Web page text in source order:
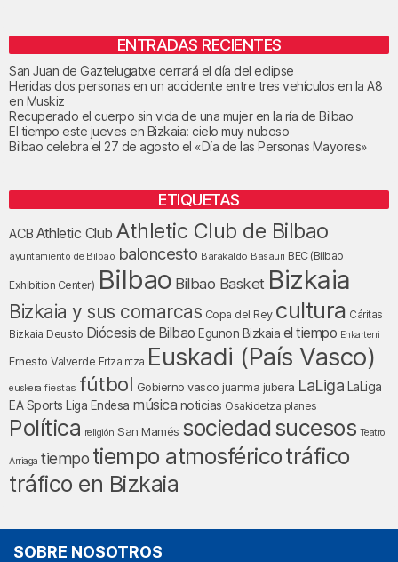
ENTRADAS RECIENTES
San Juan de Gaztelugatxe cerrará el día del eclipse
Heridas dos personas en un accidente entre tres vehículos en la A8
en Muskiz
Recuperado el cuerpo sin vida de una mujer en la ría de Bilbao
El tiempo este jueves en Bizkaia: cielo muy nuboso
Bilbao celebra el 27 de agosto el «Día de las Personas Mayores»
ETIQUETAS
ACB Athletic Club Athletic Club de Bilbao
ayuntamiento de Bilbao baloncesto Barakaldo Basauri BEC (Bilbao
Exhibition Center) Bilbao Bilbao Basket Bizkaia
Bizkaia y sus comarcas Copa del Rey cultura Cáritas
Bizkaia Deusto Diócesis de Bilbao Egunon Bizkaia el tiempo Enkarterri
Ernesto Valverde Ertzaintza Euskadi (País Vasco)
euskera fiestas fútbol Gobierno vasco juanma jubera LaLiga LaLiga
EA Sports Liga Endesa música noticias Osakidetza planes
Política religión San Mamés sociedad sucesos Teatro
Arriaga tiempo tiempo atmosféricotráfico
tráfico en Bizkaia
SOBRE NOSOTROS